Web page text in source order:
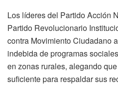
Los líderes del Partido Acción
Partido Revolucionario
contra Movimiento Ciudadano
indebida de programas
en zonas rurales, alegando
suficiente para respaldar sus